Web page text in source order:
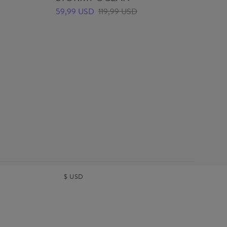
59,99 USD 119,99 USD
$ USD